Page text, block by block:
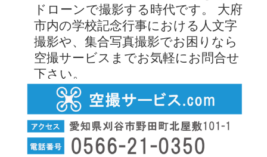
ドローンで撮影する時代です。 大府
市内の学校記念行事における人文字
撮影や、集合写真撮影でお困りなら
空撮サービスまでお気軽にお問合せ
下さい。